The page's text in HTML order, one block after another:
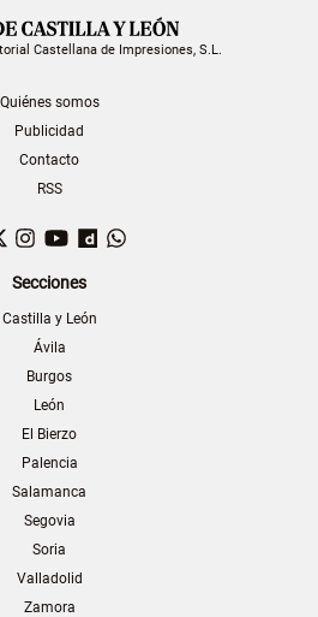
Castellana de Impresiones, S.L.
Quiénes somos
Publicidad
Contacto
RSS
TwitterInstagram
YouTubeDailymotion
Secciones
Castilla y León
Ávila
Burgos
León
El Bierzo
Palencia
Salamanca
Segovia
Soria
Valladolid
Zamora